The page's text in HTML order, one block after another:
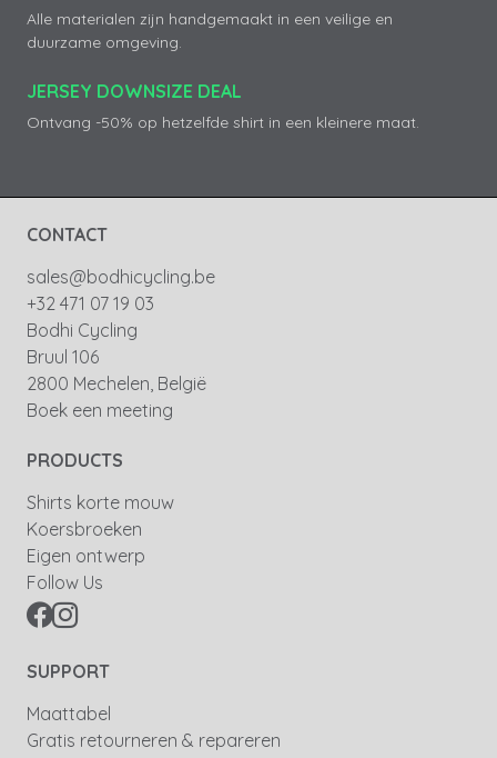
Alle materialen zijn handgemaakt in een veilige en
duurzame omgeving.
JERSEY DOWNSIZE DEAL
Ontvang -50% op hetzelfde shirt in een kleinere maat.
CONTACT
sales@bodhicycling.be
+32 471 07 19 03
Bodhi Cycling
Bruul 106
2800 Mechelen, België
Boek een meeting
PRODUCTS
Shirts korte mouw
Koersbroeken
Eigen ontwerp
Follow Us
SUPPORT
Maattabel
Gratis retourneren & repareren